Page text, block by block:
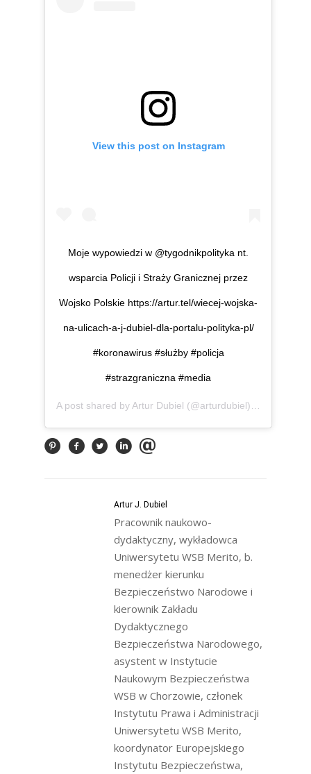
View this post on Instagram
Moje wypowiedzi w @tygodnikpolityka nt.
wsparcia Policji i Straży Granicznej przez
Wojsko Polskie https://artur.tel/wiecej-wojska-
na-ulicach-a-j-dubiel-dla-portalu-polityka-pl/
#koronawirus #służby #policja
#strazgraniczna #media
A post shared by Artur Dubiel (@arturdubiel) on
Artur J. Dubiel
Pracownik naukowo-
dydaktyczny, wykładowca
Uniwersytetu WSB Merito, b.
menedżer kierunku
Bezpieczeństwo Narodowe i
kierownik Zakładu
Dydaktycznego
Bezpieczeństwa Narodowego,
asystent w Instytucie
Naukowym Bezpieczeństwa
WSB w Chorzowie, członek
Instytutu Prawa i Administracji
Uniwersytetu WSB Merito,
koordynator Europejskiego
Instytutu Bezpieczeństwa,